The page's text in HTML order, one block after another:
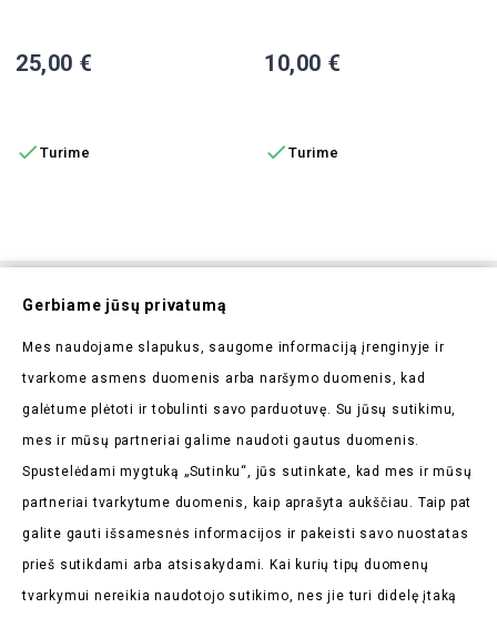
Kaina
25,00 €
 Turime
Kaina
10,00 €
 Turime
Prenumeruokite Mūsų
Naujienlaiškį
Pirmieji sužinokite apie mūsų naujienas bei taikomas
Parduotuvės Informacija
Prekės
Gerbiame jūsų privatumą
Mes naudojame slapukus, saugome informaciją įrenginyje ir
tvarkome asmens duomenis arba naršymo duomenis, kad
galėtume plėtoti ir tobulinti savo parduotuvę. Su jūsų sutikimu,
mes ir mūsų partneriai galime naudoti gautus duomenis.
Spustelėdami mygtuką „Sutinku“, jūs sutinkate, kad mes ir mūsų
partneriai tvarkytume duomenis, kaip aprašyta aukščiau. Taip pat
galite gauti išsamesnės informacijos ir pakeisti savo nuostatas
prieš sutikdami arba atsisakydami. Kai kurių tipų duomenų
tvarkymui nereikia naudotojo sutikimo, nes jie turi didelę įtaką